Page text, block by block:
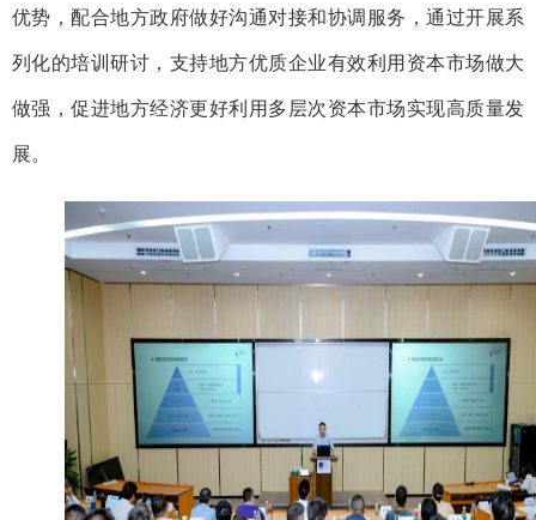
优势，配合地方政府做好沟通对接和协调服务，通过开展系
列化的培训研讨，支持地方优质企业有效利用资本市场做大
做强，促进地方经济更好利用多层次资本市场实现高质量发
展。